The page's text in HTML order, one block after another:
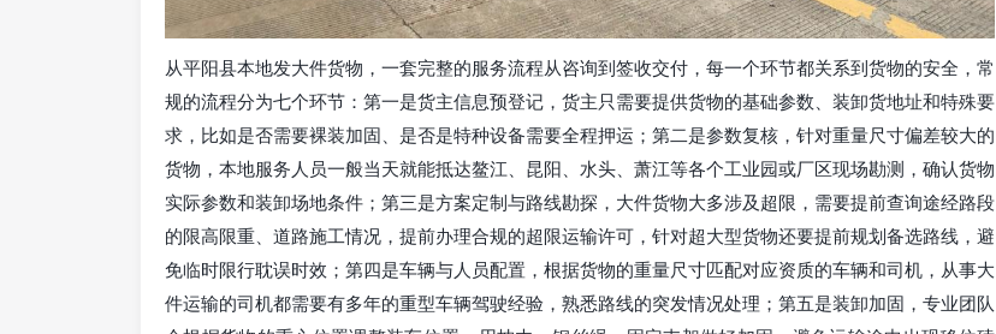
从平阳县本地发大件货物，一套完整的服务流程从咨询到签收交付，每一个环节都关系到货物的安全，常
规的流程分为七个环节：第一是货主信息预登记，货主只需要提供货物的基础参数、装卸货地址和特殊要
求，比如是否需要裸装加固、是否是特种设备需要全程押运；第二是参数复核，针对重量尺寸偏差较大的
货物，本地服务人员一般当天就能抵达鳌江、昆阳、水头、萧江等各个工业园或厂区现场勘测，确认货物
实际参数和装卸场地条件；第三是方案定制与路线勘探，大件货物大多涉及超限，需要提前查询途经路段
的限高限重、道路施工情况，提前办理合规的超限运输许可，针对超大型货物还要提前规划备选路线，避
免临时限行耽误时效；第四是车辆与人员配置，根据货物的重量尺寸匹配对应资质的车辆和司机，从事大
件运输的司机都需要有多年的重型车辆驾驶经验，熟悉路线的突发情况处理；第五是装卸加固，专业团队